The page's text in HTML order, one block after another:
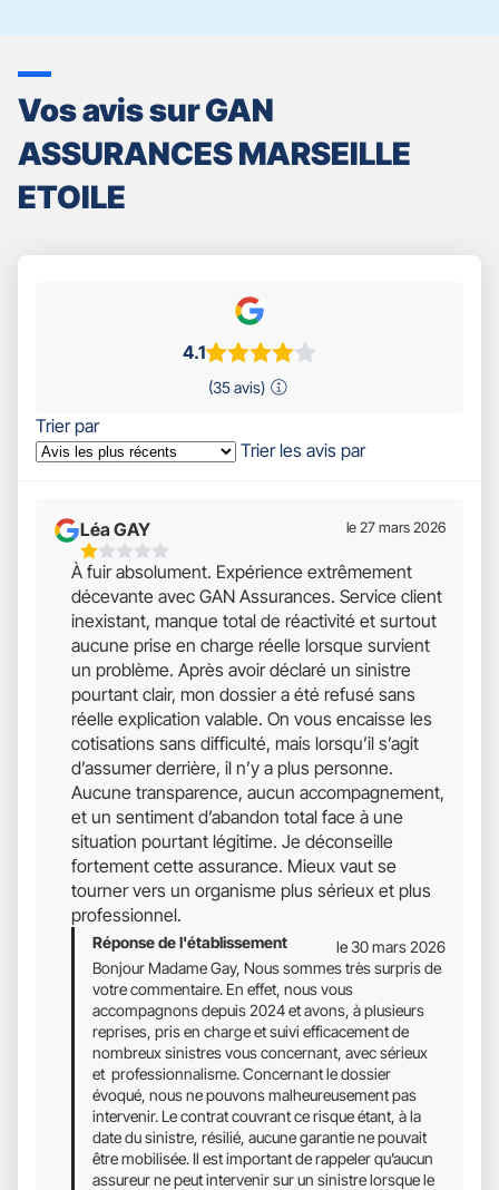
Vos avis sur GAN
ASSURANCES MARSEILLE
ETOILE
4.1
(35 avis)
Trier par
Trier les avis par
Léa GAY
1
Étoiles
Sur
5
le 27 mars 2026
À fuir absolument. Expérience extrêmement
décevante avec GAN Assurances. Service client
inexistant, manque total de réactivité et surtout
aucune prise en charge réelle lorsque survient
un problème. Après avoir déclaré un sinistre
pourtant clair, mon dossier a été refusé sans
réelle explication valable. On vous encaisse les
cotisations sans difficulté, mais lorsqu’il s’agit
d’assumer derrière, il n’y a plus personne.
Aucune transparence, aucun accompagnement,
et un sentiment d’abandon total face à une
situation pourtant légitime. Je déconseille
fortement cette assurance. Mieux vaut se
tourner vers un organisme plus sérieux et plus
professionnel.
Réponse de l'établissement
le 30 mars 2026
Bonjour Madame Gay, Nous sommes très surpris de
votre commentaire. En effet, nous vous
accompagnons depuis 2024 et avons, à plusieurs
reprises, pris en charge et suivi efficacement de
nombreux sinistres vous concernant, avec sérieux
et professionnalisme. Concernant le dossier
évoqué, nous ne pouvons malheureusement pas
intervenir. Le contrat couvrant ce risque étant, à la
date du sinistre, résilié, aucune garantie ne pouvait
être mobilisée. Il est important de rappeler qu’aucun
assureur ne peut intervenir sur un sinistre lorsque le